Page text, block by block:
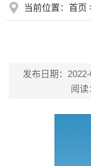
当前位置： 首页
发布日期：
阅读